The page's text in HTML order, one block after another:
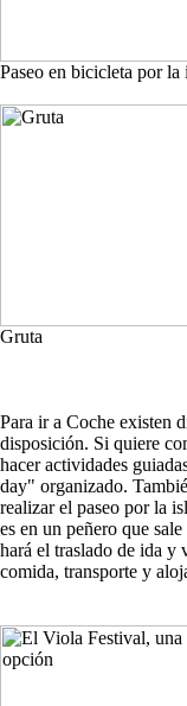
Paseo en bicicleta por la
Gruta
Para ir a Coche existen
disposición. Si quiere
hacer actividades
day" organizado.
realizar el paseo por la
es en un peñero que sale
hará el traslado de ida y
comida, transporte y